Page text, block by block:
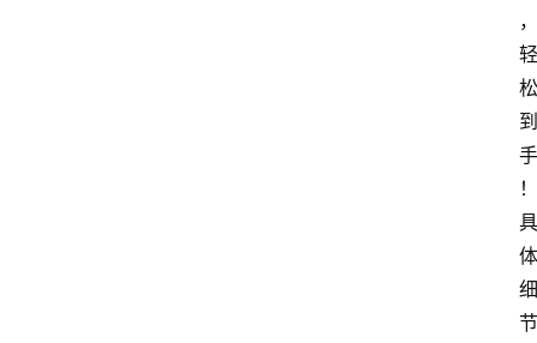
，
轻
松
到
手
！
具
体
细
节